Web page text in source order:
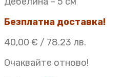
Безплатна доставка!
40,00 € / 78.23 лв.
Очаквайте отново!